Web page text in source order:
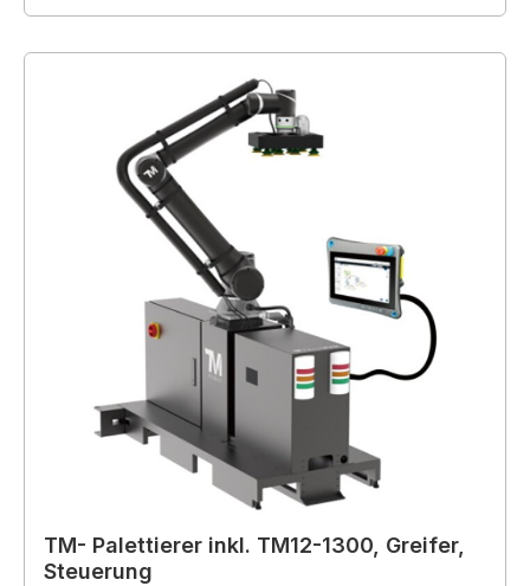
TM- Palettierer inkl. TM12-1300, Greifer,
Steuerung